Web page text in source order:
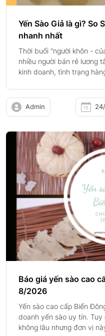
Yến Sào Giả là gì? So
nhanh nhất
Thời buổi "người khôn -
nhiều người bán rẻ lương
kinh doanh, tình trạng
Admin
Báo giá yến sào cao
8/2026
Yến sào cao cấp Biển
doanh yến sào uy tín.
không lâu nhưng đơn vị